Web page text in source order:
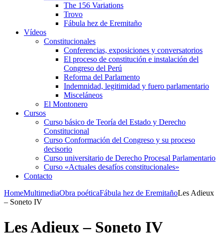
The 156 Variations
Trovo
Fábula hez de Eremitaño
Vídeos
Constitucionales
Conferencias, exposiciones y conversatorios
El proceso de constitución e instalación del
Congreso del Perú
Reforma del Parlamento
Indemnidad, legitimidad y fuero parlamentario
Misceláneos
El Montonero
Cursos
Curso básico de Teoría del Estado y Derecho
Constitucional
Curso Conformación del Congreso y su proceso
decisorio
Curso universitario de Derecho Procesal Parlamentario
Curso «Actuales desafíos constitucionales»
Contacto
HomeMultimediaObra poéticaFábula hez de EremitañoLes Adieux
– Soneto IV
Les Adieux – Soneto IV